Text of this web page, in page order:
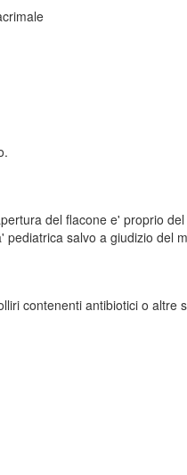
del flacone e' proprio
salvo a giudizio del
contenenti antibiotici o altre